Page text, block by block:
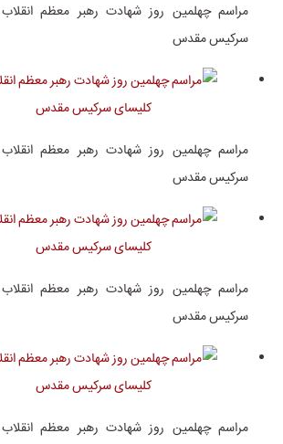
مراسم چهلمین روز شهادت رهبر معظم
سرکیس مقدس
مراسم چهلمین روز شهادت رهبر معظم
سرکیس مقدس
مراسم چهلمین روز شهادت رهبر معظم
سرکیس مقدس
مراسم چهلمین روز شهادت رهبر معظم